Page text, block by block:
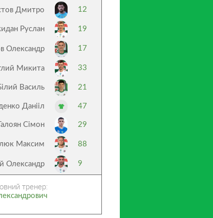
Дмитро 12
Руслан 19
Олександр 17
Микита 33
Василь 21
Данііл 47
Галоян Сімон 29
Максим 88
Олександр 9
тренер: